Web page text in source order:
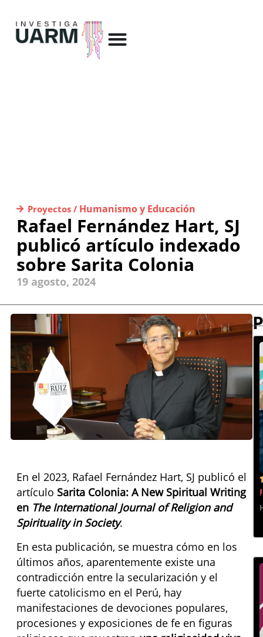
Proyectos / Humanismo y Educación
Rafael Fernández Hart, SJ
publicó artículo indexado
sobre Sarita Colonia
19 agosto, 2024
En el 2023, Rafael Fernández Hart, SJ publicó el
artículo Sarita Colonia: A New Spiritual Writing
en The International Journal of Religion and
Spirituality in Society.
En esta publicación, se muestra cómo en los
últimos años, aparentemente existe una
contradicción entre la secularización y el
fuerte catolicismo en el Perú, hay
manifestaciones de devociones populares,
procesiones y exposiciones de fe en figuras